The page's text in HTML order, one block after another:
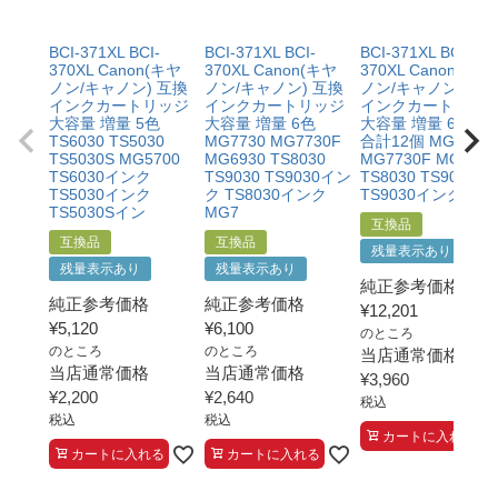
ものではないこと。
・メーカーの出張修理を依頼されてないこと。
BCI-371XL BCI-
370XL Canon(キヤ
ノン/キャノン) 互換
インクカートリッジ
大容量 増量 5色
TS6030 TS5030
TS5030S MG5700
TS6030インク
TS5030インク
TS5030Sイン
互換品
残量表示あり
純正参考価格
¥5,120
のところ
当店通常価格
¥2,200
税込
カートに入れる
BCI-371XL BCI-
370XL Canon(キヤ
ノン/キャノン) 互換
インクカートリッジ
大容量 増量 6色
MG7730 MG7730F
MG6930 TS8030
TS9030 TS9030イン
ク TS8030インク
MG7
互換品
残量表示あり
純正参考価格
¥6,100
のところ
当店通常価格
¥2,640
税込
カートに入れる
BCI-371XL BCI-
370XL Canon(キヤ
ノン/キャノン) 互換
インクカートリッ
大容量 増量 6色×2
合計12個 MG7730
MG7730F MG6930
TS8030 TS9030
TS9030インク TS8
互換品
残量表示あり
純正参考価格
¥12,201
のところ
当店通常価格
¥3,960
税込
カートに入れる